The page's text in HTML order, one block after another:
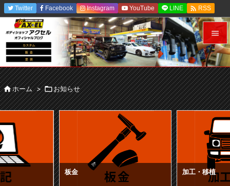


メニュ

サイド

前へ

次へ

検索
Twitter Facebook Instagram YouTube LINE  RSS
Feedly
ホーム > お知らせ
板金 加工・移植